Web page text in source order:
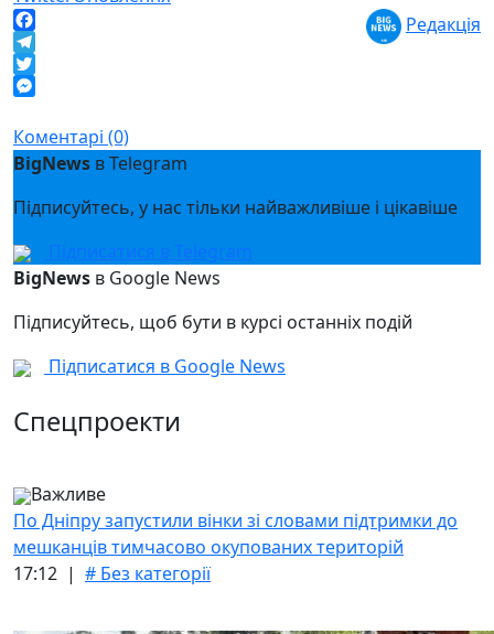
Facebook
Telegram
Twitter
Редакція
Коментарі (0)
BigNews в Telegram
Підписуйтесь, у нас тільки найважливіше і цікавіше
Підписатися в Telegram
BigNews в Google News
Підписуйтесь, щоб бути в курсі останніх подій
Підписатися в Google News
Спецпроекти
Важливе
По Дніпру запустили вінки зі словами підтримки до
мешканців тимчасово окупованих територій
17:12 | # Без категорії